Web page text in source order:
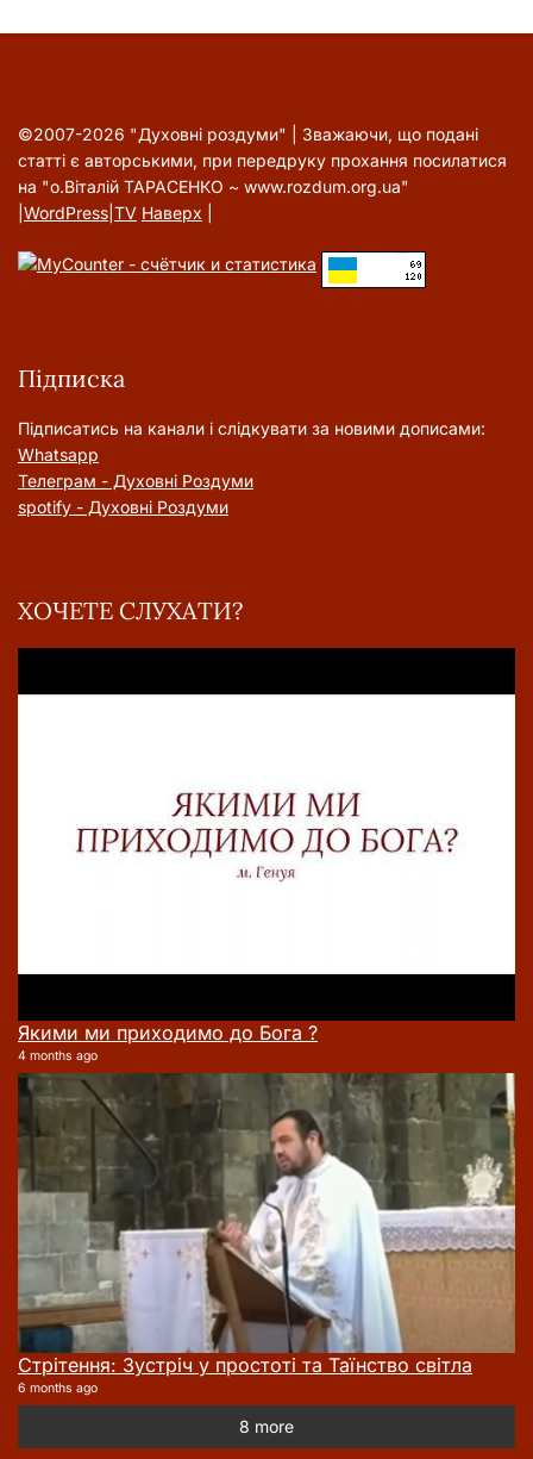
©2007-2026 "Духовні роздуми" | Зважаючи, що подані
статті є авторськими, при передруку прохання посилатися
на "о.Віталій ТАРАСЕНКО ~ www.rozdum.org.ua"
WordPress TV Наверх
Підписка
Підписатись на канали і слідкувати за новими дописами:
Whatsapp
Телеграм - Духовні Роздуми
spotify - Духовні Роздуми
ХОЧЕТЕ СЛУХАТИ?
Якими ми приходимо до Бога ?
4 months ago
Стрітення: Зустріч у простоті та Таїнство світла
6 months ago
8 more